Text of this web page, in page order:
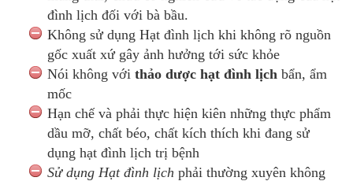
đình lịch đối với bà bầu.
Không sử dụng Hạt đình lịch khi không rõ nguồn
gốc xuất xứ gây ảnh hưởng tới sức khỏe
Nói không với thảo dược hạt đình lịch bẩn, ẩm
mốc
Hạn chế và phải thực hiện kiên những thực phẩm
dầu mỡ, chất béo, chất kích thích khi đang sử
dụng hạt đình lịch trị bệnh
Sử dụng Hạt đình lịch phải thường xuyên không